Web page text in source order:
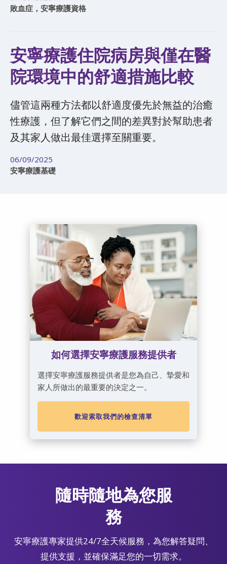
敗血症，安寧療護資格
安寧療護住院病房與僅在醫
院環境中的舒適措施比較​​
儘管這兩種方法都以舒適度優先於無益的治癒
性療護，但了解它們之間的差異對於幫助患者
及其家人做出最佳選擇至關重要。
06/09/2025
安寧療護基礎
如何選擇安寧療護服務提供者
選擇安寧療護服務提供者是您為自己、摯愛和
家人所做出的最重要的決定之一。
歡迎索取我們的檢查清單
隨時隨地為您服
務
安寧療護專家提供24/7全天候服務，為您解答疑問、
提供支援，並確保滿足您的一切需求。